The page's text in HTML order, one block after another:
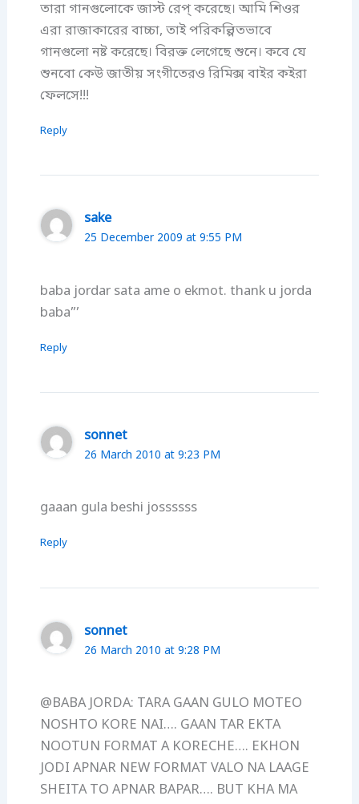
তারা গানগুলোকে জাস্ট রেপ্‌ করেছে। আমি শিওর
এরা রাজাকারের বাচ্চা, তাই পরিকল্পিতভাবে
গানগুলো নষ্ট করেছে। বিরক্ত লেগেছে শুনে। কবে যে
শুনবো কেউ জাতীয় সংগীতেরও রিমিক্স বাইর কইরা
ফেলসে!!!
Reply
sake
25 December 2009 at 9:55 PM
baba jordar sata ame o ekmot. thank u jorda
baba”’
Reply
sonnet
26 March 2010 at 9:23 PM
gaaan gula beshi jossssss
Reply
sonnet
26 March 2010 at 9:28 PM
@BABA JORDA: TARA GAAN GULO MOTEO
NOSHTO KORE NAI…. GAAN TAR EKTA
NOOTUN FORMAT A KORECHE…. EKHON
JODI APNAR NEW FORMAT VALO NA LAAGE
SHEITA TO APNAR BAPAR…. BUT KHA MA